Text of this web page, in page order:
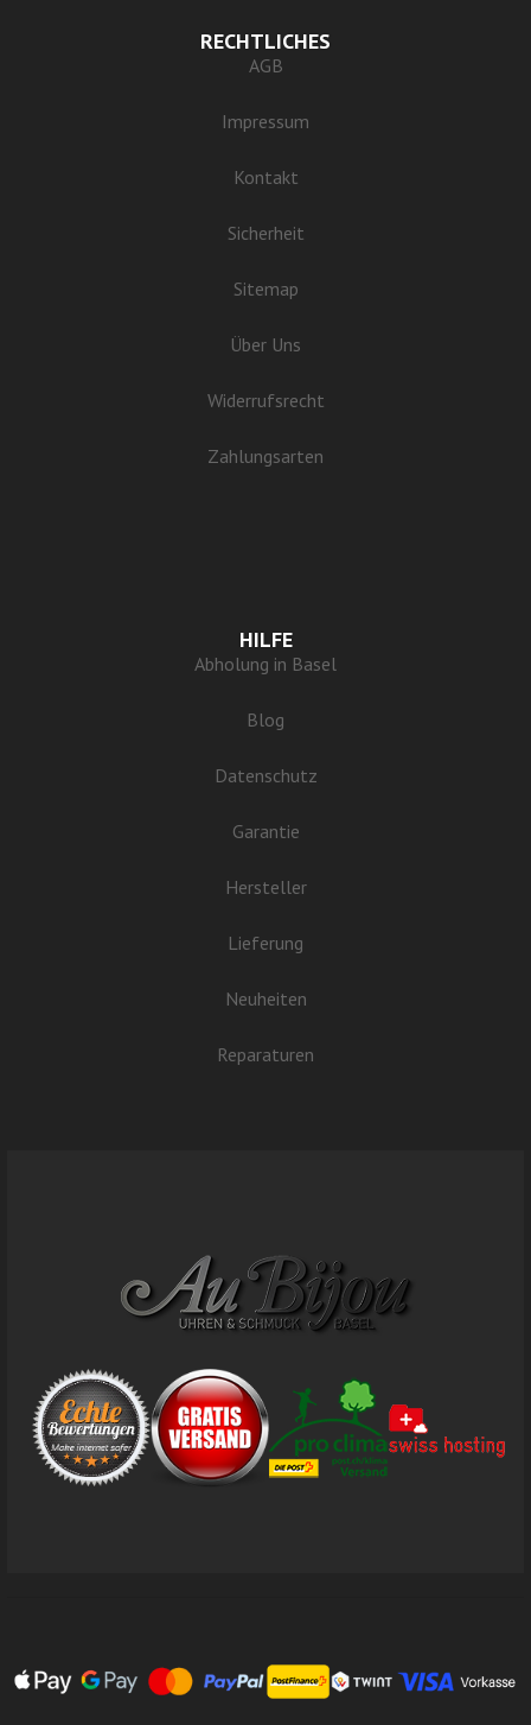
RECHTLICHES
AGB
Impressum
Kontakt
Sicherheit
Sitemap
Über Uns
Widerrufsrecht
Zahlungsarten
HILFE
Abholung in Basel
Blog
Datenschutz
Garantie
Hersteller
Lieferung
Neuheiten
Reparaturen